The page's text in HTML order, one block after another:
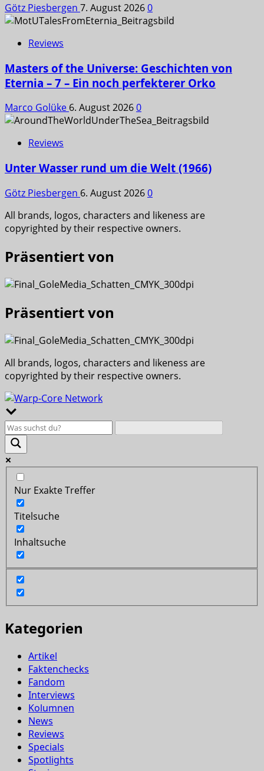
Götz Piesbergen 7. August 20260
Reviews
Masters of the Universe: Geschichten von
Eternia – 7 – Ein noch perfekterer Orko
Marco Golüke 6. August 20260
Reviews
Unter Wasser rund um die Welt (1966)
Götz Piesbergen 6. August 20260
All brands, logos, characters and likeness are
copyrighted by their respective owners.
Präsentiert von
Präsentiert von
All brands, logos, characters and likeness are
copyrighted by their respective owners.
Nur Exakte Treffer
Titelsuche
Inhaltsuche
Kategorien
Artikel
Faktenchecks
Fandom
Interviews
Kolumnen
News
Reviews
Specials
Spotlights